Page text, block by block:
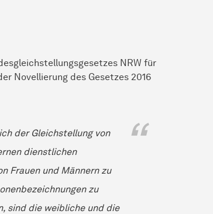
NRW für
Novellierung des Gesetzes 2016
der Gleichstellung von
dienstlichen
Frauen und Männern zu
zu
sind die weibliche und die